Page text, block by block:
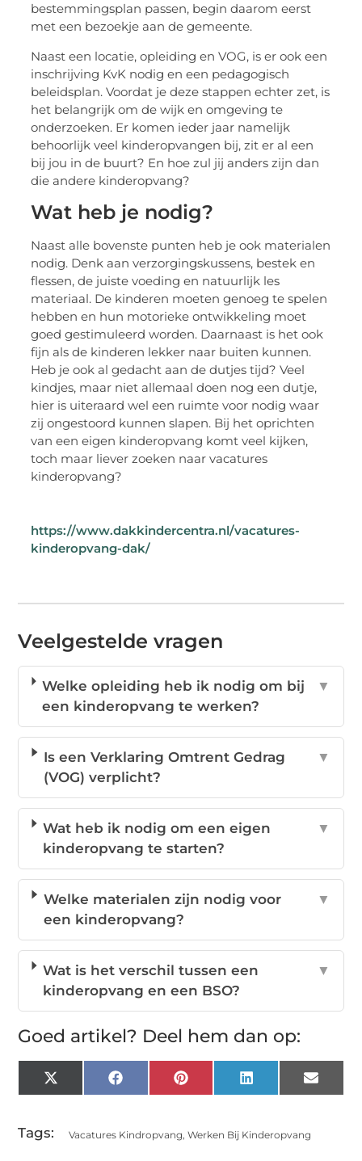
bestemmingsplan passen, begin daarom eerst
met een bezoekje aan de gemeente.
Naast een locatie, opleiding en VOG, is er ook een
inschrijving KvK nodig en een pedagogisch
beleidsplan. Voordat je deze stappen echter zet, is
het belangrijk om de wijk en omgeving te
onderzoeken. Er komen ieder jaar namelijk
behoorlijk veel kinderopvangen bij, zit er al een
bij jou in de buurt? En hoe zul jij anders zijn dan
die andere kinderopvang?
Wat heb je nodig?
Naast alle bovenste punten heb je ook materialen
nodig. Denk aan verzorgingskussens, bestek en
flessen, de juiste voeding en natuurlijk les
materiaal. De kinderen moeten genoeg te spelen
hebben en hun motorieke ontwikkeling moet
goed gestimuleerd worden. Daarnaast is het ook
fijn als de kinderen lekker naar buiten kunnen.
Heb je ook al gedacht aan de dutjes tijd? Veel
kindjes, maar niet allemaal doen nog een dutje,
hier is uiteraard wel een ruimte voor nodig waar
zij ongestoord kunnen slapen. Bij het oprichten
van een eigen kinderopvang komt veel kijken,
toch maar liever zoeken naar vacatures
kinderopvang?
https://www.dakkindercentra.nl/vacatures-
kinderopvang-dak/
Veelgestelde vragen
Welke opleiding heb ik nodig om bij
een kinderopvang te werken?
▼
Is een Verklaring Omtrent Gedrag
(VOG) verplicht?
▼
Wat heb ik nodig om een eigen
kinderopvang te starten?
▼
Welke materialen zijn nodig voor
een kinderopvang?
▼
Wat is het verschil tussen een
kinderopvang en een BSO?
▼
Goed artikel? Deel hem dan op:
X
(Twitter)
FacebookPinterestLinkedInEmail
Tags: Vacatures Kindropvang,Werken Bij Kinderopvang